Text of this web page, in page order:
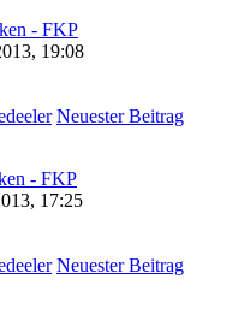
- FKP
19:08
Neuester Beitrag
- FKP
17:25
Neuester Beitrag